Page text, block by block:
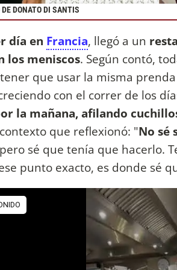
DONATO DI SANTIS
día en Francia, llegó a un
los meniscos. Según contó,
que usar la misma
con el correr de los
la mañana, afilando
que reflexionó: "No sé
sé que tenía que hacerlo.
punto exacto, es donde sé